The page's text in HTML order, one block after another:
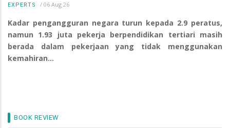
EXPERTS / 06 Aug 26
Kadar pengangguran negara turun kepada 2.9 peratus,
namun 1.93 juta pekerja berpendidikan tertiari masih
berada dalam pekerjaan yang tidak menggunakan
kemahiran…
BOOK REVIEW